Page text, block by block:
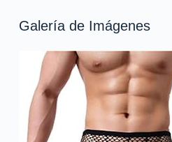
Galería de Imágenes